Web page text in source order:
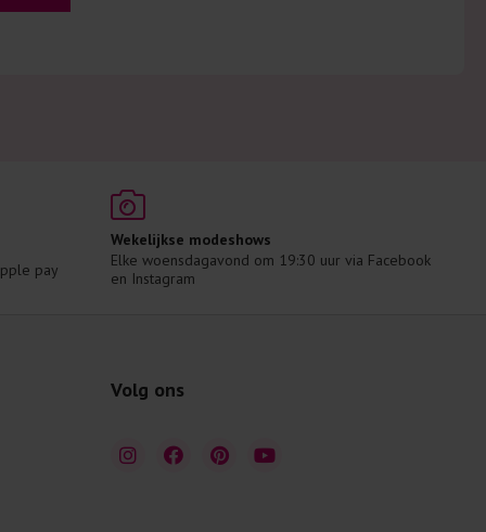
pay
Wekelijkse modeshows
Elke woensdagavond om 19:30 uur via Facebook
en Instagram
Volg ons